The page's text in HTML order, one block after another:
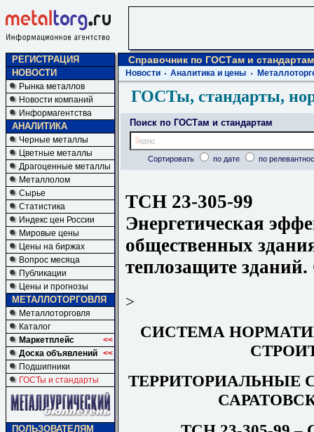
РЕГИСТРАЦИЯ
НОВОСТИ
Рынка металлов
Новости компаний
Информагентства
АНАЛИТИКА
Черные металлы
Цветные металлы
Драгоценные металлы
Металлолом
Сырье
Статистика
Индекс цен России
Мировые цены
Цены на биржах
Вопрос месяца
Публикации
Цены и прогнозы
МЕТАЛЛОТОРГОВЛЯ
Металлоторговля
Каталог
Маркетплейс
<<
Доска объявлений <<
Подшипники
ГОСТы и стандарты
ПОЛЬЗОВАТЕЛЯМ
Справочник по ГОСТам и стандартам
Новости Аналитика и цены
ГОСТы, стандарты,
Поиск по ГОСТам и стандартам
Сортировать по дате по
ТСН 23-305-99
Энергетическая
общественных
теплозащите зданий.
>
СИСТЕМА
ТЕРРИТОРИАЛЬНЫЕ